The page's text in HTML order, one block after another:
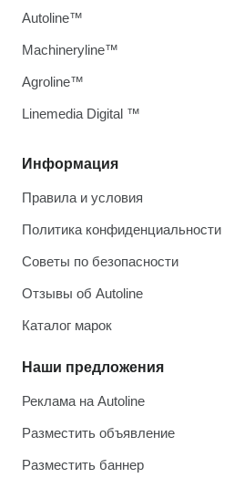
Информация
Правила и условия
Политика конфиденциальности
Советы по безопасности
Отзывы об Autoline
Каталог марок
Наши предложения
Реклама на Autoline
Разместить объявление
Разместить баннер
Autoline™
Machineryline™
Agroline™
Linemedia Digital ™